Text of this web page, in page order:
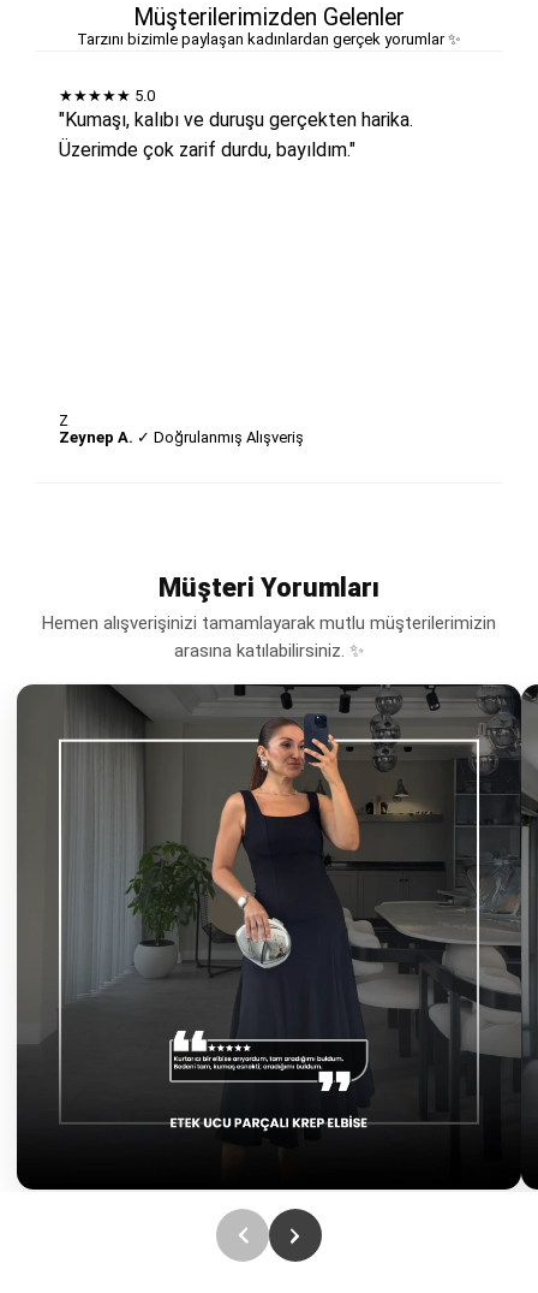
Müşterilerimizden Gelenler
Tarzını bizimle paylaşan kadınlardan gerçek yorumlar ✨
★★★★★ 5.0
"Kumaşı, kalıbı ve duruşu gerçekten harika.
Üzerimde çok zarif durdu, bayıldım."
Z
Zeynep A. ✓ Doğrulanmış Alışveriş
Müşteri Yorumları
Hemen alışverişinizi tamamlayarak mutlu müşterilerimizin
arasına katılabilirsiniz. ✨